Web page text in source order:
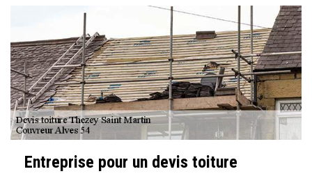
Entreprise pour un devis toiture